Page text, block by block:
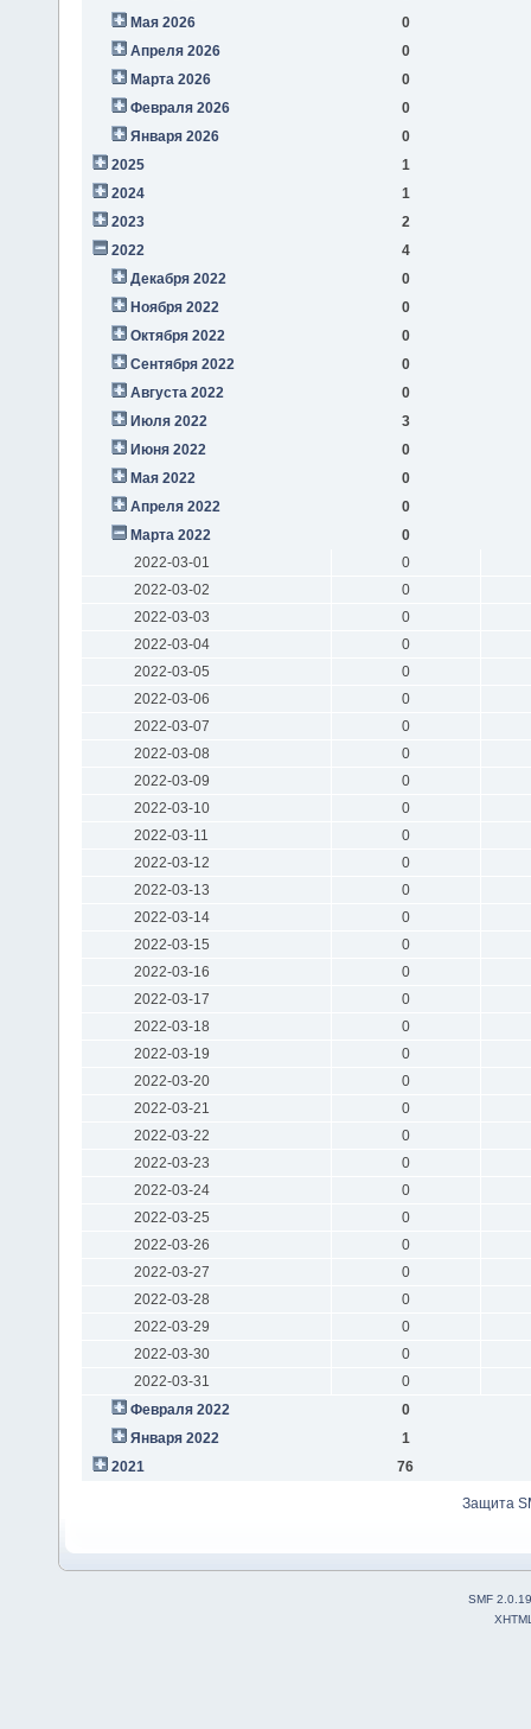
Мая 2026
0
Апреля 2026
0
Марта 2026
0
Февраля 2026
0
Января 2026
0
2025
1
2024
1
2023
2
2022
4
Декабря 2022
0
Ноября 2022
0
Октября 2022
0
Сентября 2022
0
Августа 2022
0
Июля 2022
3
Июня 2022
0
Мая 2022
0
Апреля 2022
0
Марта 2022
0
2022-03-01
0
2022-03-02
0
2022-03-03
0
2022-03-04
0
2022-03-05
0
2022-03-06
0
2022-03-07
0
2022-03-08
0
2022-03-09
0
2022-03-10
0
2022-03-11
0
2022-03-12
0
2022-03-13
0
2022-03-14
0
2022-03-15
0
2022-03-16
0
2022-03-17
0
2022-03-18
0
2022-03-19
0
2022-03-20
0
2022-03-21
0
2022-03-22
0
2022-03-23
0
2022-03-24
0
2022-03-25
0
2022-03-26
0
2022-03-27
0
2022-03-28
0
2022-03-29
0
2022-03-30
0
2022-03-31
0
Февраля 2022
0
Января 2022
1
2021
76
Защита
SMF 2.0.19